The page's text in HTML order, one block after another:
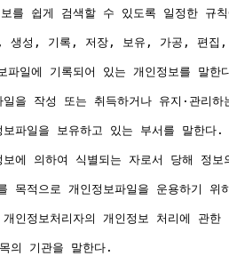
보를 쉽게 검색할 수 있도록 일정한
, 생성, 기록, 저장, 보유, 가공, 편
파일에 기록되어 있는 개인정보를 말한
을 작성 또는 취득하거나 유지·관리
파일을 보유하고 있는 부서를 말한다.
에 의하여 식별되는 자로서 당해 정
목적으로 개인정보파일을 운용하기
인정보처리자의 개인정보 처리에 관
의 기관을 말한다.